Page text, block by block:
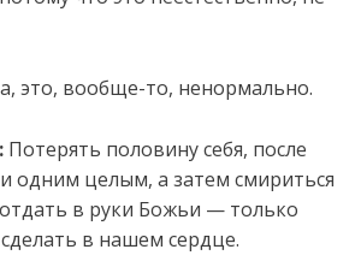
это, вообще-то, ненормально.
Потерять половину себя, после
одним целым, а затем смириться
в руки Божьи — только
в нашем сердце.